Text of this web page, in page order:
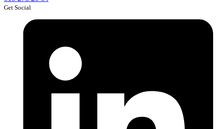
Get Social